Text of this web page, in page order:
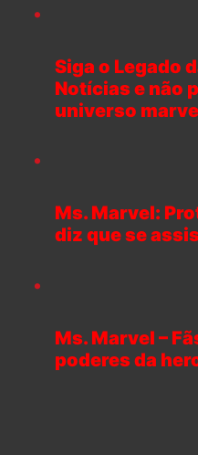
Siga o Legado
Notícias e não
universo
Ms. Marvel:
diz que se
Ms. Marvel –
poderes da